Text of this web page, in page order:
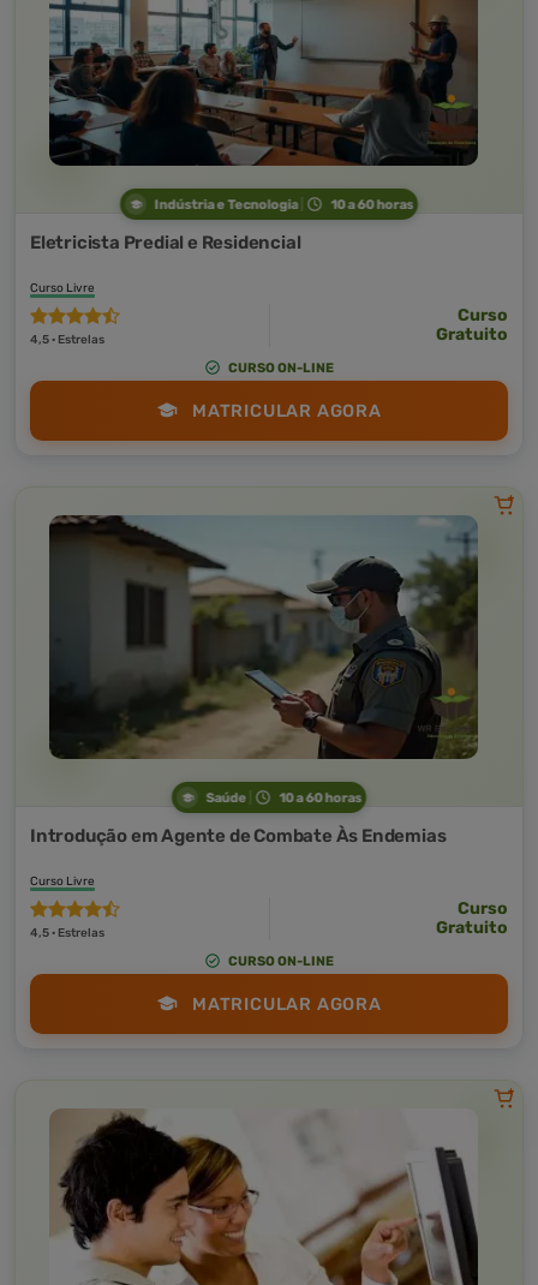
Indústria e Tecnologia 10 a 60 horas
Eletricista Predial e Residencial
Curso Livre
4,5 · Estrelas
Curso
Gratuito
CURSO ON-LINE
MATRICULAR AGORA
Saúde 10 a 60 horas
Introdução em Agente de Combate Às Endemias
Curso Livre
4,5 · Estrelas
Curso
Gratuito
CURSO ON-LINE
MATRICULAR AGORA